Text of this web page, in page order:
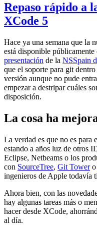
Repaso rápido a
XCode 5
Hace ya una semana que la
está disponible
presentación de la NSSpain
que el soporte para git
versión aunque no pude
empezar a destripar cuáles
disposición.
La cosa ha
La verdad es que no es para
estando a años luz de otros
Eclipse, Netbeams o los
con SourceTree, Git Towero
ingenieros de Apple todavía
Ahora bien, con las
hay algunas tareas más o
hacer desde XCode,
al día.